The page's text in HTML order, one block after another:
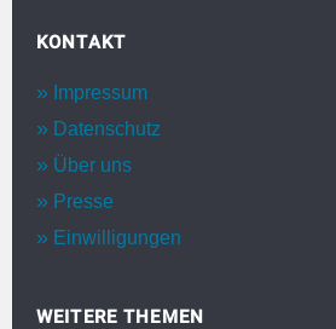
KONTAKT
Impressum
Datenschutz
Über uns
Presse
Einwilligungen
WEITERE THEMEN